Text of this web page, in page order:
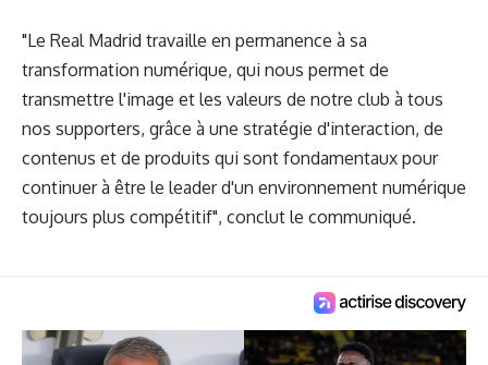
"Le Real Madrid travaille en permanence à sa
transformation numérique, qui nous permet de
transmettre l'image et les valeurs de notre club à tous
nos supporters, grâce à une stratégie d'interaction, de
contenus et de produits qui sont fondamentaux pour
continuer à être le leader d'un environnement numérique
toujours plus compétitif", conclut le communiqué.